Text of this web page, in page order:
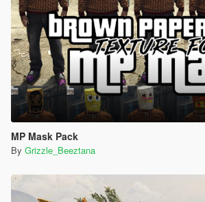
MP Mask Pack
By Grizzle_Beeztana